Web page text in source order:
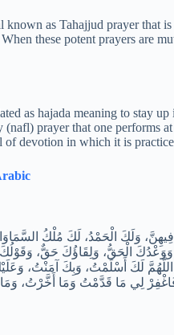
known as Tahajjud prayer that
these potent prayers are
as hajada meaning to stay
prayer that one performs
devotion in which it is
وَلَكَ الْحَمْدُ، لَكَ مُلْكُ
الْحَقُّ، وَلِقَاؤُكَ حَقٌّ، وَقَوْلُكَ
لَكَ أَسْلَمْتُ، وَبِكَ آمَنْتُ،